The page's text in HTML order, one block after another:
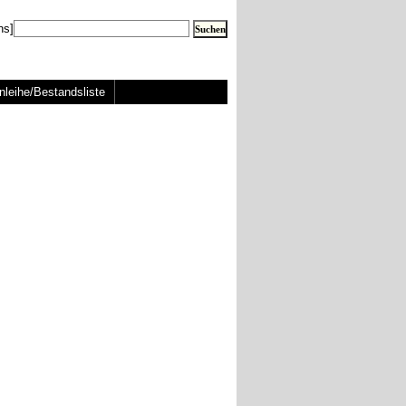
Bestandsliste